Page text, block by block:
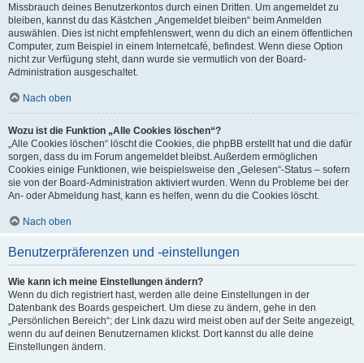
Missbrauch deines Benutzerkontos durch einen Dritten. Um angemeldet zu
bleiben, kannst du das Kästchen „Angemeldet bleiben“ beim Anmelden
auswählen. Dies ist nicht empfehlenswert, wenn du dich an einem öffentlichen
Computer, zum Beispiel in einem Internetcafé, befindest. Wenn diese Option
nicht zur Verfügung steht, dann wurde sie vermutlich von der Board-
Administration ausgeschaltet.
Nach oben
Wozu ist die Funktion „Alle Cookies löschen“?
„Alle Cookies löschen“ löscht die Cookies, die phpBB erstellt hat und die dafür
sorgen, dass du im Forum angemeldet bleibst. Außerdem ermöglichen
Cookies einige Funktionen, wie beispielsweise den „Gelesen“-Status – sofern
sie von der Board-Administration aktiviert wurden. Wenn du Probleme bei der
An- oder Abmeldung hast, kann es helfen, wenn du die Cookies löscht.
Nach oben
Benutzerpräferenzen und -einstellungen
Wie kann ich meine Einstellungen ändern?
Wenn du dich registriert hast, werden alle deine Einstellungen in der
Datenbank des Boards gespeichert. Um diese zu ändern, gehe in den
„Persönlichen Bereich“; der Link dazu wird meist oben auf der Seite angezeigt,
wenn du auf deinen Benutzernamen klickst. Dort kannst du alle deine
Einstellungen ändern.